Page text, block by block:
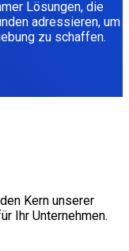
Lösungen, die
adressieren, um
zu schaffen.
Kern unserer
Ihr Unternehmen.